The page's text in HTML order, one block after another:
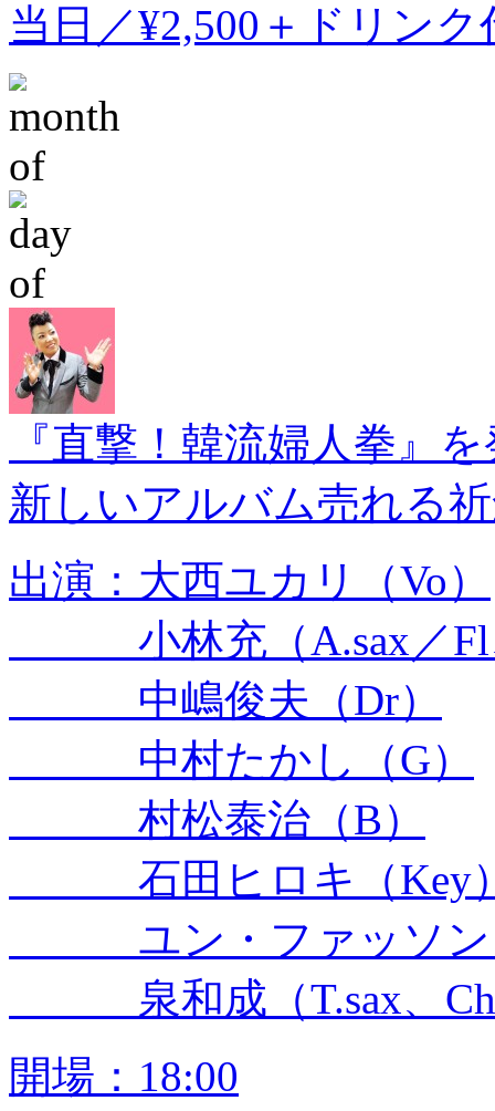
当日／¥2,500＋ドリンク
『直撃！韓流婦人拳』
新しいアルバム売れる
出演：大西ユカリ（Vo）
小林充（A.sax／Fl
中嶋俊夫（Dr）
中村たかし（G）
村松泰治（B）
石田ヒロキ（Key
ユン・ファッソン
泉和成（T.sax、
開場：18:00